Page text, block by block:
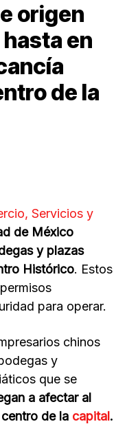
origen
en
de la
Servicios y
de México
y plazas
Histórico. Estos
para operar.
chinos
y
que se
a afectar al
de la capital.